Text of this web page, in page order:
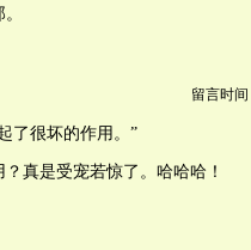
留言时间
了很坏的作用。”
真是受宠若惊了。哈哈哈！